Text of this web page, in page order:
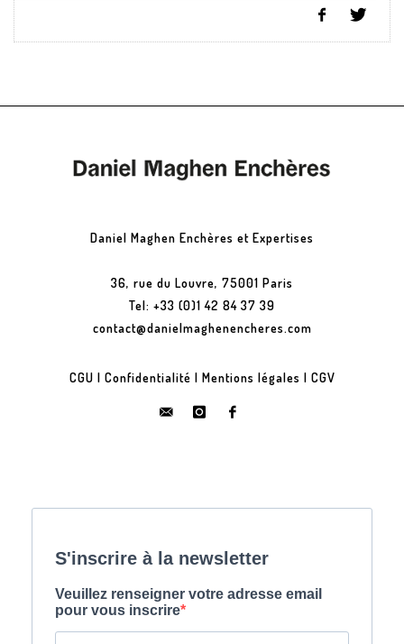
Daniel Maghen Enchères et Expertises
36, rue du Louvre, 75001 Paris
Tel: +33 (0)1 42 84 37 39
contact@danielmaghenencheres.com
CGU | Confidentialité | Mentions légales | CGV